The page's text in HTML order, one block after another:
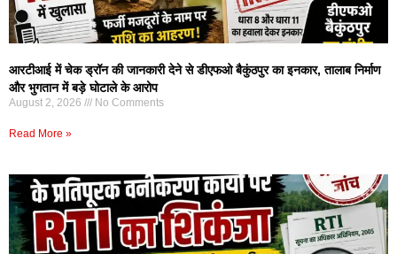
आरटीआई में चेक ड्रॉन की जानकारी देने से डीएफओ बैकुंठपुर का इनकार, तालाब निर्माण
और भुगतान में बड़े घोटाले के आरोप
August 2, 2026 No Comments
Read More »